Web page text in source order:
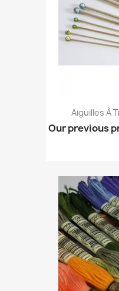
Aiguilles À
Our previous